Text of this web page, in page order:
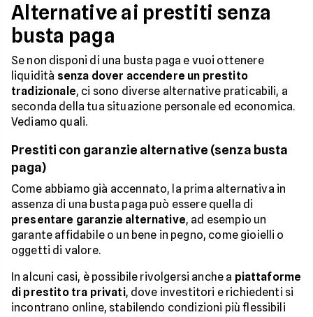
Alternative ai prestiti senza
busta paga
Se non disponi di una busta paga e vuoi ottenere
liquidità senza dover accendere un prestito
tradizionale, ci sono diverse alternative praticabili, a
seconda della tua situazione personale ed economica.
Vediamo quali.
Prestiti con garanzie alternative (senza busta
paga)
Come abbiamo già accennato, la prima alternativa in
assenza di una busta paga può essere quella di
presentare garanzie alternative, ad esempio un
garante affidabile o un bene in pegno, come gioielli o
oggetti di valore.
In alcuni casi, è possibile rivolgersi anche a piattaforme
di prestito tra privati, dove investitori e richiedenti si
incontrano online, stabilendo condizioni più flessibili